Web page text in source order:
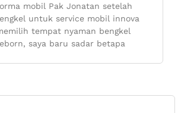
mobil Pak Jonatan setelah
untuk service mobil innova
tempat nyaman bengkel
saya baru sadar betapa